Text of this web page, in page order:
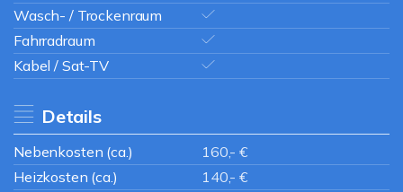
Wasch- / Trockenraum
Fahrradraum
Kabel / Sat-TV
Details
Nebenkosten (ca.)
160,- €
Heizkosten (ca.)
140,- €